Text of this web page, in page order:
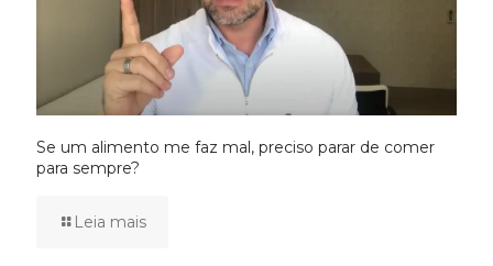
Se um alimento me faz mal, preciso parar de comer
para sempre?
Leia mais